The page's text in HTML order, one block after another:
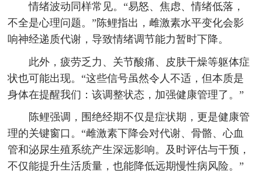
情绪波动同样常见。“易怒、焦虑、情绪低落，
不全是心理问题。”陈鲤指出，雌激素水平变化会影
响神经递质代谢，导致情绪调节能力暂时下降。
此外，疲劳乏力、关节酸痛、皮肤干燥等躯体症
状也可能出现。“这些信号虽然令人不适，但本质是
身体在提醒我们：该调整状态，加强健康管理了。”
陈鲤强调，围绝经期不仅是症状期，更是健康管
理的关键窗口。“雌激素下降会对代谢、骨骼、心血
管和泌尿生殖系统产生深远影响。及时评估与干预，
不仅能提升生活质量，也能降低远期慢性病风险。”